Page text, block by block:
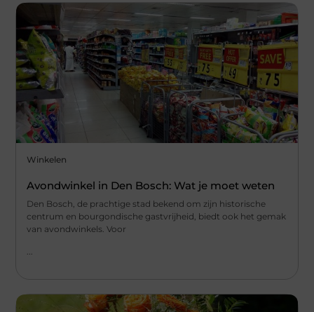
Winkelen
Avondwinkel in Den Bosch: Wat je moet weten
Den Bosch, de prachtige stad bekend om zijn historische
centrum en bourgondische gastvrijheid, biedt ook het gemak
van avondwinkels. Voor
...